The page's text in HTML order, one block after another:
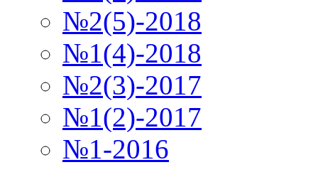
№2(5)-2018
№1(4)-2018
№2(3)-2017
№1(2)-2017
№1-2016